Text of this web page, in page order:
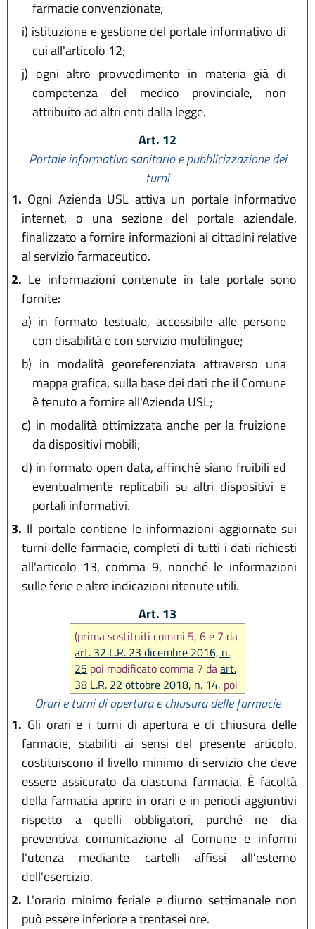
farmacie convenzionate;
i) istituzione e gestione del portale informativo di
cui all'articolo 12;
j) ogni altro provvedimento in materia già di
competenza del medico provinciale, non
attribuito ad altri enti dalla legge.
Art. 12
Portale informativo sanitario e pubblicizzazione dei
turni
1. Ogni Azienda USL attiva un portale informativo
internet, o una sezione del portale aziendale,
finalizzato a fornire informazioni ai cittadini relative
al servizio farmaceutico.
2. Le informazioni contenute in tale portale sono
fornite:
a) in formato testuale, accessibile alle persone
con disabilità e con servizio multilingue;
b) in modalità georeferenziata attraverso una
mappa grafica, sulla base dei dati che il Comune
è tenuto a fornire all'Azienda USL;
c) in modalità ottimizzata anche per la fruizione
da dispositivi mobili;
d) in formato open data, affinché siano fruibili ed
eventualmente replicabili su altri dispositivi e
portali informativi.
3. Il portale contiene le informazioni aggiornate sui
turni delle farmacie, completi di tutti i dati richiesti
all'articolo 13, comma 9, nonché le informazioni
sulle ferie e altre indicazioni ritenute utili.
Art. 13
(prima sostituiti commi 5, 6 e 7 da
art. 32 L.R. 23 dicembre 2016, n.
25 poi modificato comma 7 daart.
38 L.R. 22 ottobre 2018, n. 14, poi
modificati commi 8 e 9 daart. 13
L.R. 10 dicembre 2019, n. 29)
Orari e turni di apertura e chiusura delle farmacie
1. Gli orari e i turni di apertura e di chiusura delle
farmacie, stabiliti ai sensi del presente articolo,
costituiscono il livello minimo di servizio che deve
essere assicurato da ciascuna farmacia. È facoltà
della farmacia aprire in orari e in periodi aggiuntivi
rispetto a quelli obbligatori, purché ne dia
preventiva comunicazione al Comune e informi
l'utenza mediante cartelli affissi all'esterno
dell'esercizio.
2. L'orario minimo feriale e diurno settimanale non
può essere inferiore a trentasei ore.